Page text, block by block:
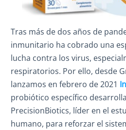
Tras más de dos años de
inmunitario ha cobrado una
lucha contra los virus,
respiratorios. Por ello, desde
lanzamos en febrero de 2021
probiótico específico
PrecisionBiotics, líder en el
humano, para reforzar el